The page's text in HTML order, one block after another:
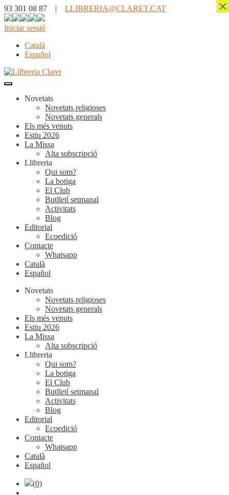
93 301 08 87 | LLIBRERIA@CLARET.CAT
Iniciar sessió
Català
Español
Novetats
Novetats religioses
Novetats generals
Els més venuts
Estiu 2026
La Missa
Alta subscripció
Llibreria
Qui som?
La botiga
El Club
Butlletí setmanal
Activitats
Blog
Editorial
Ecoedició
Contacte
Whatsapp
Català
Español
Novetats
Novetats religioses
Novetats generals
Els més venuts
Estiu 2026
La Missa
Alta subscripció
Llibreria
Qui som?
La botiga
El Club
Butlletí setmanal
Activitats
Blog
Editorial
Ecoedició
Contacte
Whatsapp
Català
Español
(0)
×